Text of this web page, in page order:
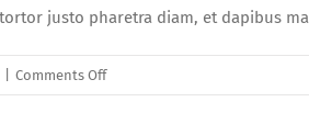
justo pharetra diam, et dapibus
Comments Offon